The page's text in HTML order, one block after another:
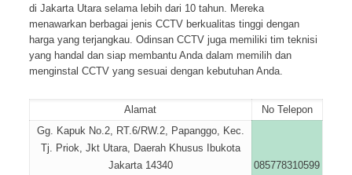
di Jakarta Utara selama lebih dari 10 tahun. Mereka
menawarkan berbagai jenis CCTV berkualitas tinggi dengan
harga yang terjangkau. Odinsan CCTV juga memiliki tim teknisi
yang handal dan siap membantu Anda dalam memilih dan
menginstal CCTV yang sesuai dengan kebutuhan Anda.
Alamat
No Telepon
Gg. Kapuk No.2, RT.6/RW.2, Papanggo, Kec.
Tj. Priok, Jkt Utara, Daerah Khusus Ibukota
Jakarta 14340
085778310599